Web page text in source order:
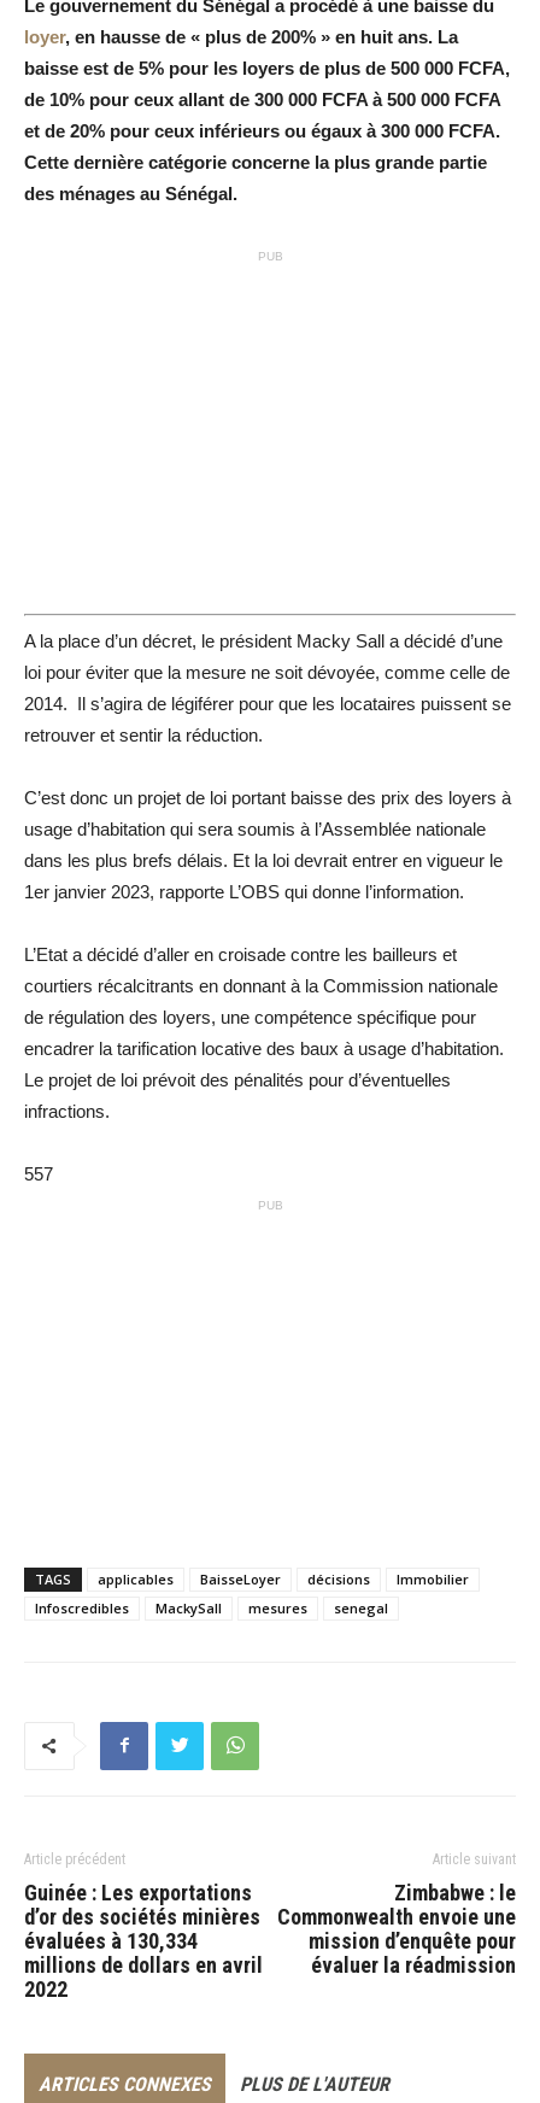
Le gouvernement du Sénégal a procédé à une baisse du
loyer, en hausse de « plus de 200% » en huit ans. La
baisse est de 5% pour les loyers de plus de 500 000 FCFA,
de 10% pour ceux allant de 300 000 FCFA à 500 000 FCFA
et de 20% pour ceux inférieurs ou égaux à 300 000 FCFA.
Cette dernière catégorie concerne la plus grande partie
des ménages au Sénégal.
PUB
A la place d’un décret, le président Macky Sall a décidé d’une
loi pour éviter que la mesure ne soit dévoyée, comme celle de
2014. Il s’agira de légiférer pour que les locataires puissent se
retrouver et sentir la réduction.
C’est donc un projet de loi portant baisse des prix des loyers à
usage d’habitation qui sera soumis à l’Assemblée nationale
dans les plus brefs délais. Et la loi devrait entrer en vigueur le
1er janvier 2023, rapporte L’OBS qui donne l’information.
L’Etat a décidé d’aller en croisade contre les bailleurs et
courtiers récalcitrants en donnant à la Commission nationale
de régulation des loyers, une compétence spécifique pour
encadrer la tarification locative des baux à usage d’habitation.
Le projet de loi prévoit des pénalités pour d’éventuelles
infractions.
557
PUB
TAGS applicables BaisseLoyer décisions
Immobilier
Infoscredibles
MackySall mesures senegal
Article précédent
Guinée : Les exportations
d’or des sociétés minières
évaluées à 130,334
millions de dollars en avril
2022
Article suivant
Zimbabwe : le
Commonwealth envoie une
mission d’enquête pour
évaluer la réadmission
ARTICLES CONNEXES PLUS DE L'AUTEUR